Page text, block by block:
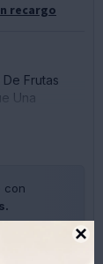

recargo
Frutas
Una
con